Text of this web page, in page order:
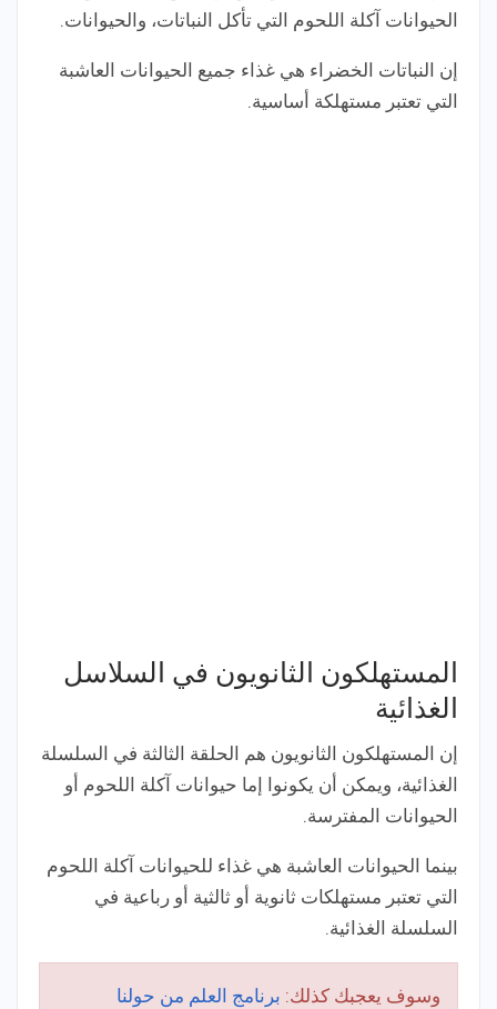
الحيوانات آكلة اللحوم التي تأكل النباتات، والحيوانات.
إن النباتات الخضراء هي غذاء جميع الحيوانات العاشبة
التي تعتبر مستهلكة أساسية.
المستهلكون الثانويون في السلاسل
الغذائية
إن المستهلكون الثانويون هم الحلقة الثالثة في السلسلة
الغذائية، ويمكن أن يكونوا إما حيوانات آكلة اللحوم أو
الحيوانات المفترسة.
بينما الحيوانات العاشبة هي غذاء للحيوانات آكلة اللحوم
التي تعتبر مستهلكات ثانوية أو ثالثية أو رباعية في
السلسلة الغذائية.
وسوف يعجبك كذلك: برنامج العلم من حولنا